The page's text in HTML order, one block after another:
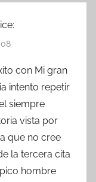
con Mi gran
intento repetir
siempre
vista por
que no cree
la tercera cita
hombre